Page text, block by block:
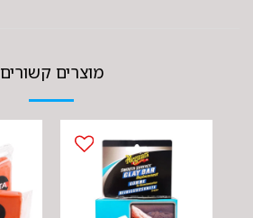
מוצרים קשורים